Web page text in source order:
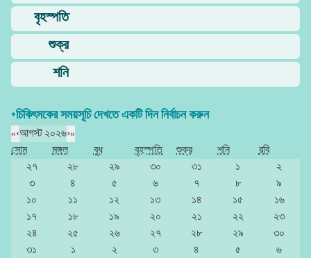
বৃহস্পতি
শুক্র
শনি
*চিকিৎসকের সময়সূচি দেখতে একটি দিন নির্বাচন করুন
«‹আগস্ট ২০২৬›»
সোম
মঙ্গল বুধ বৃহস্পতি শুক্র শনি
রবি
২৭
২৮ ২৯ ৩০ ৩১ ১
২
৩
৪ ৫ ৬ ৭ ৮
৯
১০
১১ ১২ ১৩ ১৪ ১৫
১৬
১৭
১৮ ১৯ ২০ ২১ ২২
২৩
২৪
২৫ ২৬ ২৭ ২৮ ২৯
৩০
৩১
১ ২ ৩ ৪ ৫ ৬